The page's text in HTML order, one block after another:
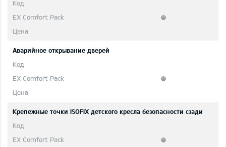
Аварийное открывание дверей
Крепежные точки ISOFIX детского кресла безопасности сзади